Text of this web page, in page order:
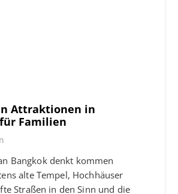
Attraktionen in
Familien
Bangkok denkt kommen
alte Tempel, Hochhäuser
Straßen in den Sinn und die